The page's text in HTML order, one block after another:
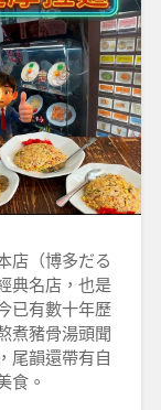
店（博多だる
典名店，也是
已有數十年歷
煮豬骨湯頭聞
尾韻還帶有自
食。